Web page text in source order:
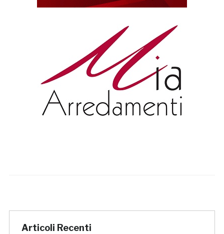
Articoli Recenti